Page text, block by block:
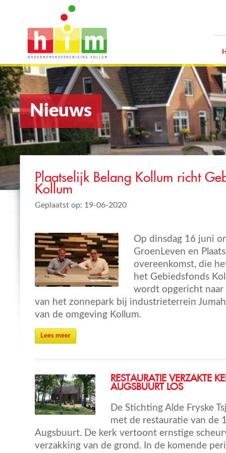
Nieuws
Plaatselijk Belang Kollum richt
Kollum
Geplaatst op: 19-06-2020
Op dinsdag 16 juni
GroenLeven en
overeenkomst, die
het Gebiedsfonds
wordt opgericht naar
van het zonnepark bij industrieterrein
van de omgeving Kollum.
Lees meer
RESTAURATIE VERZAKTE
AUGSBUURT LOS
De Stichting Alde Fryske
met de restauratie van de
Augsbuurt. De kerk vertoont ernstige
verzakking van de grond. In de komende